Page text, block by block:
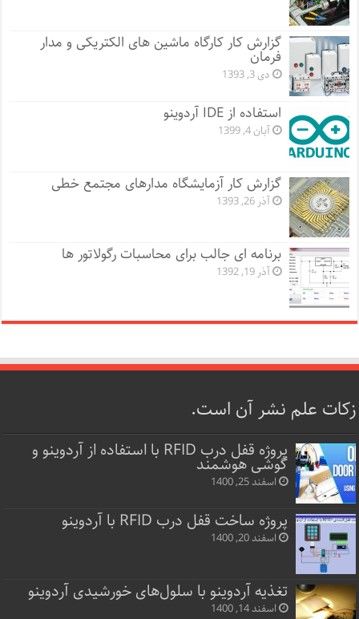
گزارش کار کارگاه ماشین های الکتریکی و مدار
فرمان
دی 3, 1393
استفاده از IDE آردوینو
آبان 4, 1399
گزارش کار آزمایشگاه مدارهای مجتمع خطی
آذر 26, 1393
برنامه ای جالب برای محاسبات رگولاتور ها
آذر 19, 1392
زکات علم نشر آن است.
پروژه قفل‌ درب RFID با استفاده از آردوینو و
گوشی هوشمند
اسفند 25, 1400
پروژه ساخت قفل‌ درب RFID با آردوینو
اسفند 20, 1400
تغذیه آردوینو با سلول‌های خورشیدی آردوینو
اسفند 14, 1400